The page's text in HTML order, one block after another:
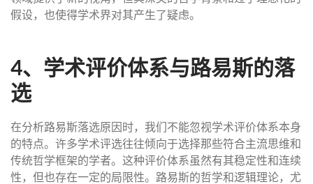
假设，也使得学术界对其产生了疑虑。
4、学术评价体系与路易斯的落
选
在分析路易斯落选原因时，我们不能忽视学术评价体系本身
的特点。许多学术评选往往倾向于选择那些符合主流思维和
传统哲学框架的学者。这种评价体系虽然有其稳定性和连续
性，但也存在一定的局限性。路易斯的哲学和逻辑理论，尤